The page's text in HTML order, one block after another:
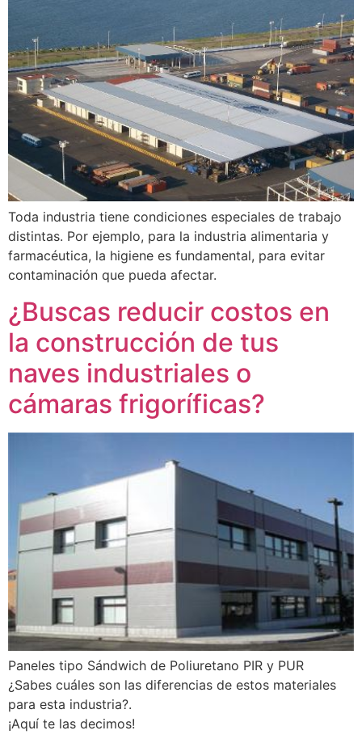
Toda industria tiene condiciones especiales de trabajo
distintas. Por ejemplo, para la industria alimentaria y
farmacéutica, la higiene es fundamental, para evitar
contaminación que pueda afectar.
¿Buscas reducir costos en
la construcción de tus
naves industriales o
cámaras frigoríficas?
Paneles tipo Sándwich de Poliuretano PIR y PUR
¿Sabes cuáles son las diferencias de estos materiales
para esta industria?.
¡Aquí te las decimos!